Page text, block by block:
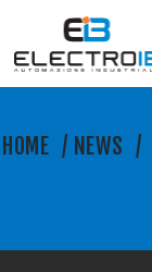
HOME / NEWS /